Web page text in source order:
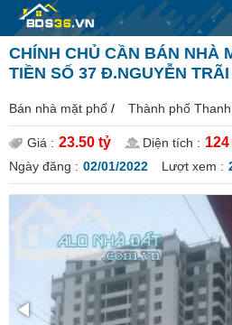
CHÍNH CHỦ CẦN BÁN NHÀ
TIỀN SỐ 37 Đ.NGUYỄN
Bán nhà mặt phố / Thành phố
Giá : 23.50 tỷ Diện tích :
Ngày đăng : 02/01/2022 Lượt xem :